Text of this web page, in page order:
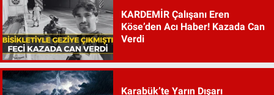
KARDEMİR Çalışanı Eren
Köse’den Acı Haber! Kazada Can
Verdi
Karabük’te Yarın Dışarı